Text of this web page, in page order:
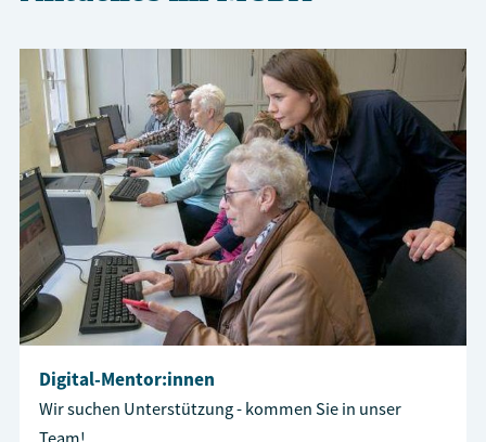
Digital-Mentor:innen
Wir suchen Unterstützung - kommen Sie in unser